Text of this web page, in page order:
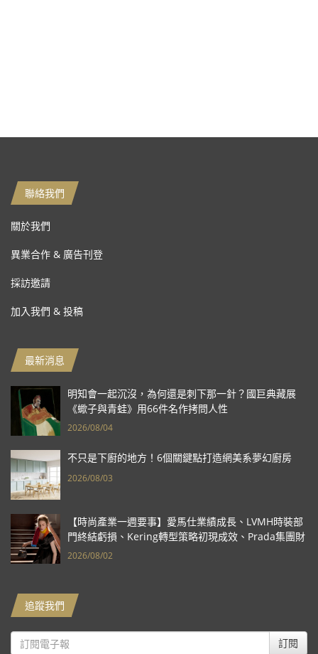
聯絡我們
關於我們
異業合作 & 廣告刊登
採訪邀請
加入我們 & 投稿
最新消息
明知會一起沉沒，為何還是刺下那一針？國巨典藏展
《蠍子與青蛙》用66件名作拷問人性
2026/08/04
不只是下廚的地方！6個關鍵點打造網美系夢幻廚房
2026/08/03
【時尚產業一週要事】愛馬仕業績成長、LVMH時裝部
門終結虧損、Kering轉型策略初現成效、Prada集團財
報亮眼
2026/08/02
追蹤我們
訂閱